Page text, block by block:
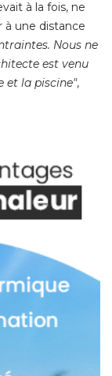
à la fois, ne
à une distance
Nous ne
est venu
et la piscine",